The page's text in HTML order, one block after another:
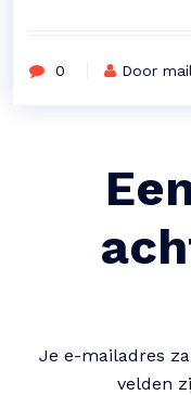
0 Door
Je e-mailadres
velden